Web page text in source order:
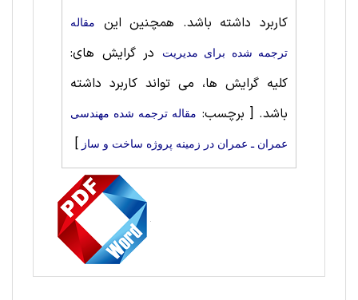
کاربرد داشته باشد. همچنین این
مقاله
ترجمه شده برای مديريت
در گرایش های:
کلیه گرایش ها، می تواند کاربرد داشته
باشد. [ برچسب: مقاله ترجمه شده مهندسی
عمران ـ عمران در زمینه پروژه‌ ساخت و ساز ]